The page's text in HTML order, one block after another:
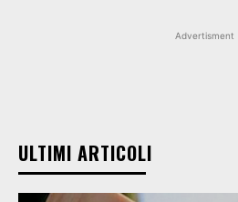
Advertisment
ULTIMI ARTICOLI